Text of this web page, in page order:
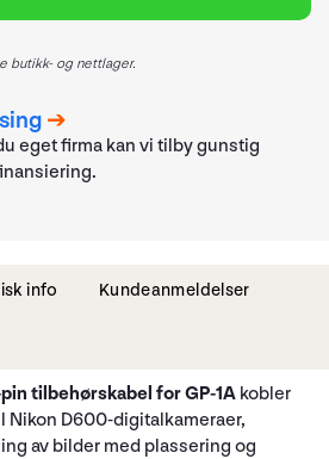
butikk- og nettlager.
eget firma kan vi tilby gunstig
info Kundeanmeldelser
pin tilbehørskabel for GP-1A kobler
Nikon D600-digitalkameraer,
av bilder med plassering og